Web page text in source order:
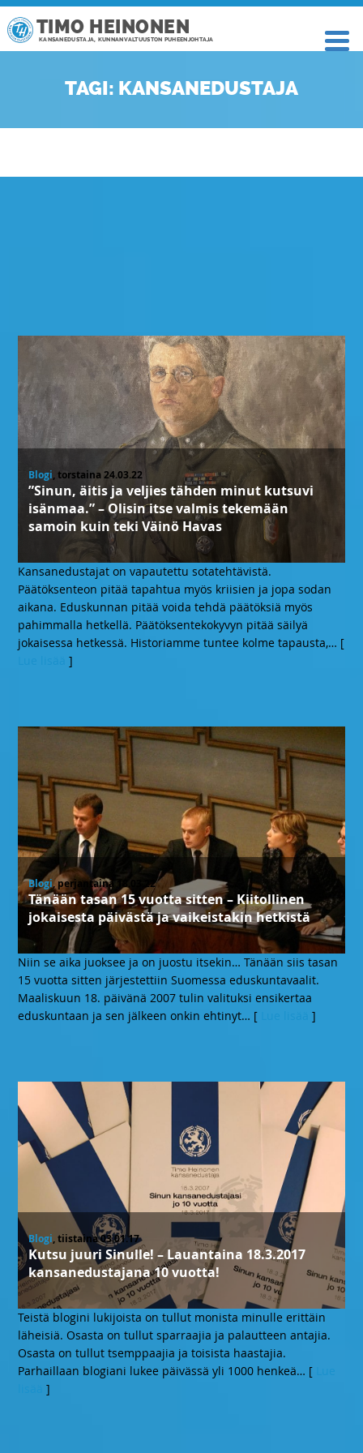
TIMO HEINONEN
KANSANEDUSTAJA, KUNNANVALTUUSTON PUHEENJOHTAJA
TAGI: KANSANEDUSTAJA
Blogi, torstaina 24.03.22
”Sinun, äitis ja veljies tähden minut kutsuvi
isänmaa.” – Olisin itse valmis tekemään
samoin kuin teki Väinö Havas
Kansanedustajat on vapautettu sotatehtävistä.
Päätöksenteon pitää tapahtua myös kriisien ja jopa sodan
aikana. Eduskunnan pitää voida tehdä päätöksiä myös
pahimmalla hetkellä. Päätöksentekokyvyn pitää säilyä
jokaisessa hetkessä. Historiamme tuntee kolme tapausta,… [
]
Blogi, perjantaina 18.03.22
Tänään tasan 15 vuotta sitten – Kiitollinen
jokaisesta päivästä ja vaikeistakin hetkistä
Niin se aika juoksee ja on juostu itsekin… Tänään siis tasan
15 vuotta sitten järjestettiin Suomessa eduskuntavaalit.
Maaliskuun 18. päivänä 2007 tulin valituksi ensikertaa
eduskuntaan ja sen jälkeen onkin ehtinyt… [ ]
Blogi, tiistaina 03.01.17
Kutsu juuri Sinulle! – Lauantaina 18.3.2017
kansanedustajana 10 vuotta!
Teistä blogini lukijoista on tullut monista minulle erittäin
läheisiä. Osasta on tullut sparraajia ja palautteen antajia.
Osasta on tullut tsemppaajia ja toisista haastajia.
Parhaillaan blogiani lukee päivässä yli 1000 henkeä… [
]